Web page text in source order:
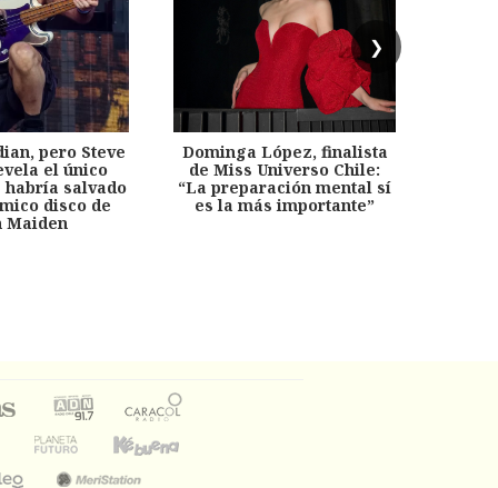
❯
pero Steve
el único
salvado
disco de
Maiden
Dominga López, finalista
de Miss Universo Chile:
“La preparación mental sí
es la más importante”